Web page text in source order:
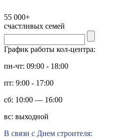
55 000+
счастливых семей
График работы кол-центра:
пн-чт: 09:00 - 18:00
пт: 9:00 - 17:00
сб: 10:00 — 16:00
вс: выходной
В связи с Днем строителя: